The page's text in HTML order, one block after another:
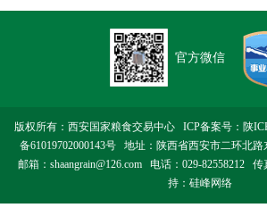
官方微信
版权所有：西安国家粮食交易中心 ICP备案号： 陕
备61019702000143号地址：陕西省西安市二环北路
邮箱：shaangrain@126.com 电话：029-82558212 传
持： 硅峰网络